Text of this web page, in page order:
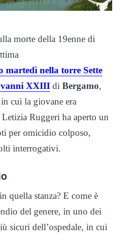
morte della 19enne di
martedì nella torre Sette
XXIII di Bergamo,
cui la giovane era
Ruggeri ha aperto un
per omicidio colposo,
interrogativi.
quella stanza? E come è
del genere, in uno dei
sicuri dell’ospedale, in cui